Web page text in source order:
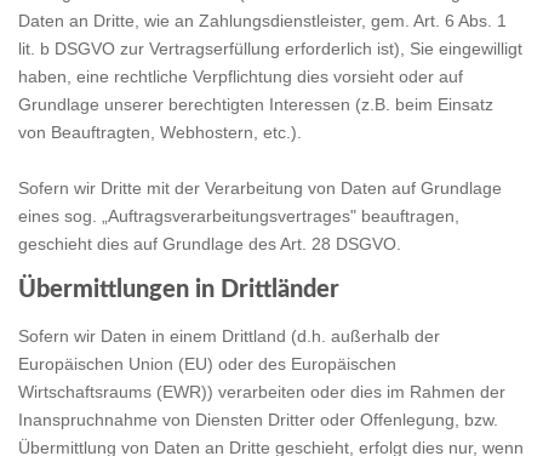
Daten an Dritte, wie an Zahlungsdienstleister, gem. Art. 6 Abs. 1
lit. b DSGVO zur Vertragserfüllung erforderlich ist), Sie eingewilligt
haben, eine rechtliche Verpflichtung dies vorsieht oder auf
Grundlage unserer berechtigten Interessen (z.B. beim Einsatz
von Beauftragten, Webhostern, etc.).
Sofern wir Dritte mit der Verarbeitung von Daten auf Grundlage
eines sog. „Auftragsverarbeitungsvertrages" beauftragen,
geschieht dies auf Grundlage des Art. 28 DSGVO.
Übermittlungen in Drittländer
Sofern wir Daten in einem Drittland (d.h. außerhalb der
Europäischen Union (EU) oder des Europäischen
Wirtschaftsraums (EWR)) verarbeiten oder dies im Rahmen der
Inanspruchnahme von Diensten Dritter oder Offenlegung, bzw.
Übermittlung von Daten an Dritte geschieht, erfolgt dies nur, wenn